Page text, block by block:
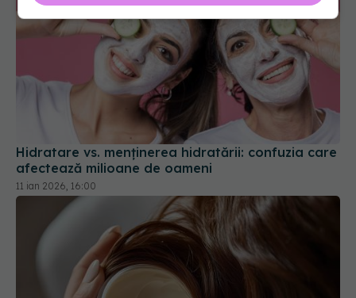
Hidratare vs. menținerea hidratării: confuzia care
afectează milioane de oameni
11 ian 2026, 16:00